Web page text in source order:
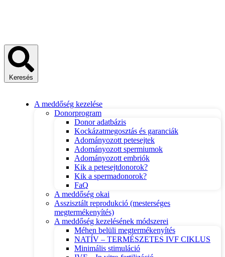
Keresés
A meddőség kezelése
Donorprogram
Donor adatbázis
Kockázatmegosztás és garanciák
Adományozott petesejtek
Adományozott spermiumok
Adományozott embriók
Kik a petesejtdonorok?
Kik a spermadonorok?
FaQ
A meddőség okai
Asszisztált reprodukció (mesterséges
megtermékenyítés)
A meddőség kezelésének módszerei
Méhen belüli megtermékenyítés
NATÍV – TERMÉSZETES IVF CIKLUS
Minimális stimuláció